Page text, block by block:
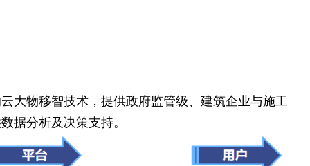
大物移智技术，提供政府监管级、建筑企业与施工
据分析及决策支持。